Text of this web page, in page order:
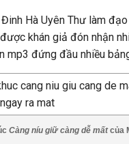
Hà Uyên Thư làm
khán giả đón nhận
mp3 đứng đầu nhiều
Càng níu giữ càng dễ mấtcủa